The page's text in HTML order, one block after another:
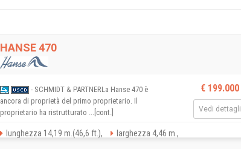
HANSE 470
- SCHMIDT & PARTNERLa Hanse 470 è
ancora di proprietà del primo proprietario. Il
proprietario ha ristrutturato ...[cont.]
€ 199.000
Vedi dettagli
lunghezza 14,19 m.(46,6 ft.), larghezza 4,46 m.,